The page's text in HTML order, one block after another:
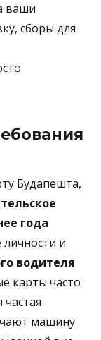
ваши
сборы для
Будапешта,
года
личности и
водителя
карты часто
машину